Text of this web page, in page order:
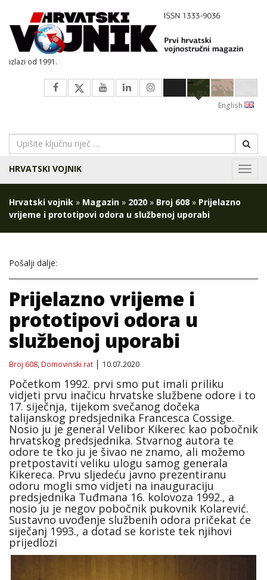
izlazi od 1991.
English
HRVATSKI VOJNIK
Hrvatski vojnik » Magazin » 2020 » Broj 608 » Prijelazno
vrijeme i prototipovi odora u službenoj uporabi
Pošalji dalje:
Prijelazno vrijeme i
prototipovi odora u
službenoj uporabi
Broj 608,Domovinski rat 10.07.2020
Početkom 1992. prvi smo put imali priliku
vidjeti prvu inačicu hrvatske službene odore i to
17. siječnja, tijekom svečanog dočeka
talijanskog predsjednika Francesca Cossige.
Nosio ju je general Velibor Kikerec kao pobočnik
hrvatskog predsjednika. Stvarnog autora te
odore te tko ju je šivao ne znamo, ali možemo
pretpostaviti veliku ulogu samog generala
Kikereca. Prvu sljedeću javno prezentiranu
odoru mogli smo vidjeti na inauguraciju
predsjednika Tuđmana 16. kolovoza 1992., a
nosio ju je negov pobočnik pukovnik Kolarević.
Sustavno uvođenje službenih odora pričekat će
siječanj 1993., a dotad se koriste tek njihovi
prijedlozi